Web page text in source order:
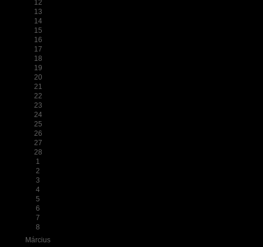
12
13
14
15
16
17
18
19
20
21
22
23
24
25
26
27
28
1
2
3
4
5
6
7
8
Március